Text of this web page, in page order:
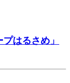
はるさめ」